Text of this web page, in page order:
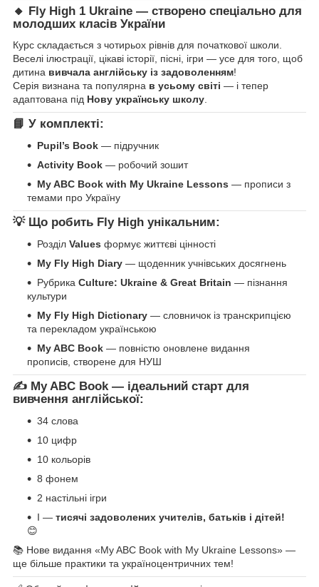
🔸 Fly High 1 Ukraine — створено спеціально для
молодших класів України
Курс складається з чотирьох рівнів для початкової школи.
Веселі ілюстрації, цікаві історії, пісні, ігри — усе для того, щоб
дитина вивчала англійську із задоволенням!
Серія визнана та популярна в усьому світі — і тепер
адаптована під Нову українську школу.
📘 У комплекті:
Pupil’s Book — підручник
Activity Book — робочий зошит
My ABC Book with My Ukraine Lessons — прописи з
темами про Україну
💡 Що робить Fly High унікальним:
Розділ Values формує життєві цінності
My Fly High Diary — щоденник учнівських досягнень
Рубрика Culture: Ukraine & Great Britain — пізнання
культури
My Fly High Dictionary — словничок із транскрипцією
та перекладом українською
My ABC Book — повністю оновлене видання
прописів, створене для НУШ
✍️ My ABC Book — ідеальний старт для
вивчення англійської:
34 слова
10 цифр
10 кольорів
8 фонем
2 настільні ігри
І — тисячі задоволених учителів, батьків і дітей!
😊
📚 Нове видання «My ABC Book with My Ukraine Lessons» —
ще більше практики та україноцентричних тем!